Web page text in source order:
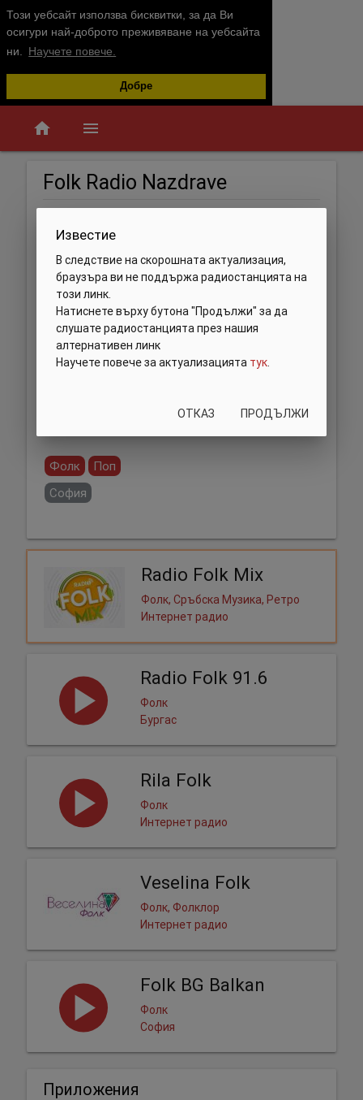
Този уебсайт използва бисквитки, за да Ви
осигури най-доброто преживяване на уебсайта
ни.
Научете повече.
Добре
home menu
Folk Radio Nazdrave
Известие
В следствие на скорошната актуализация,
браузъра ви не поддържа радиостанцията на
този линк.
Натиснете върху бутона "Продължи" за да
слушате радиостанцията през нашия
алтернативен линк
Научете повече за актуализацията тук.
ОТКАЗ ПРОДЪЛЖИ
Фолк
Поп
София
Radio Folk Mix
Фолк, Сръбска Музика, Ретро
Интернет радио
Radio Folk 91.6
Фолк
Бургас
Rila Folk
Фолк
Интернет радио
Veselina Folk
Фолк, Фолклор
Интернет радио
Folk BG Balkan
Фолк
София
Приложения